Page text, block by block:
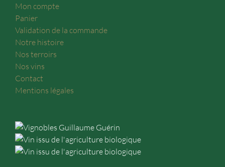
Mon compte
Panier
Validation de la commande
Notre histoire
Nos terroirs
Nos vins
Contact
Mentions légales